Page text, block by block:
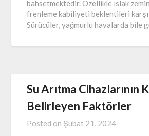
bahsetmektedir. Özellikle ıslak
frenleme kabiliyeti beklentileri
Sürücüler, yağmurlu havalarda bile
Su Arıtma Cihazlarının
Belirleyen Faktörler
Posted on Şubat 21, 2024